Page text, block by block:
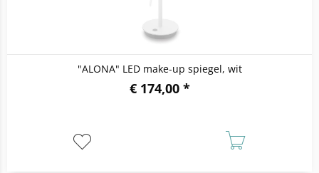
"ALONA" LED make-up spiegel, wit
€ 174,00 *